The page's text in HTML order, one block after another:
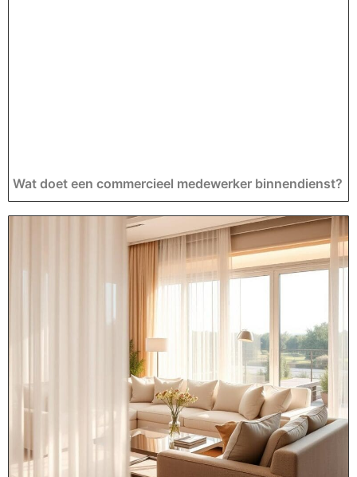
Wat doet een commercieel medewerker binnendienst?